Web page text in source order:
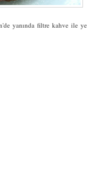
yanında filtre kahve ile